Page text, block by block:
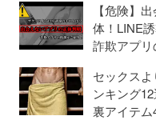
【危険】
体！LINE
詐欺アプ
セックス
ンキング
裏アイテム